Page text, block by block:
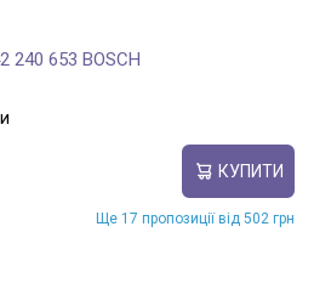
240 653 BOSCH
КУПИТИ
Ще 17 пропозиції від 502 грн